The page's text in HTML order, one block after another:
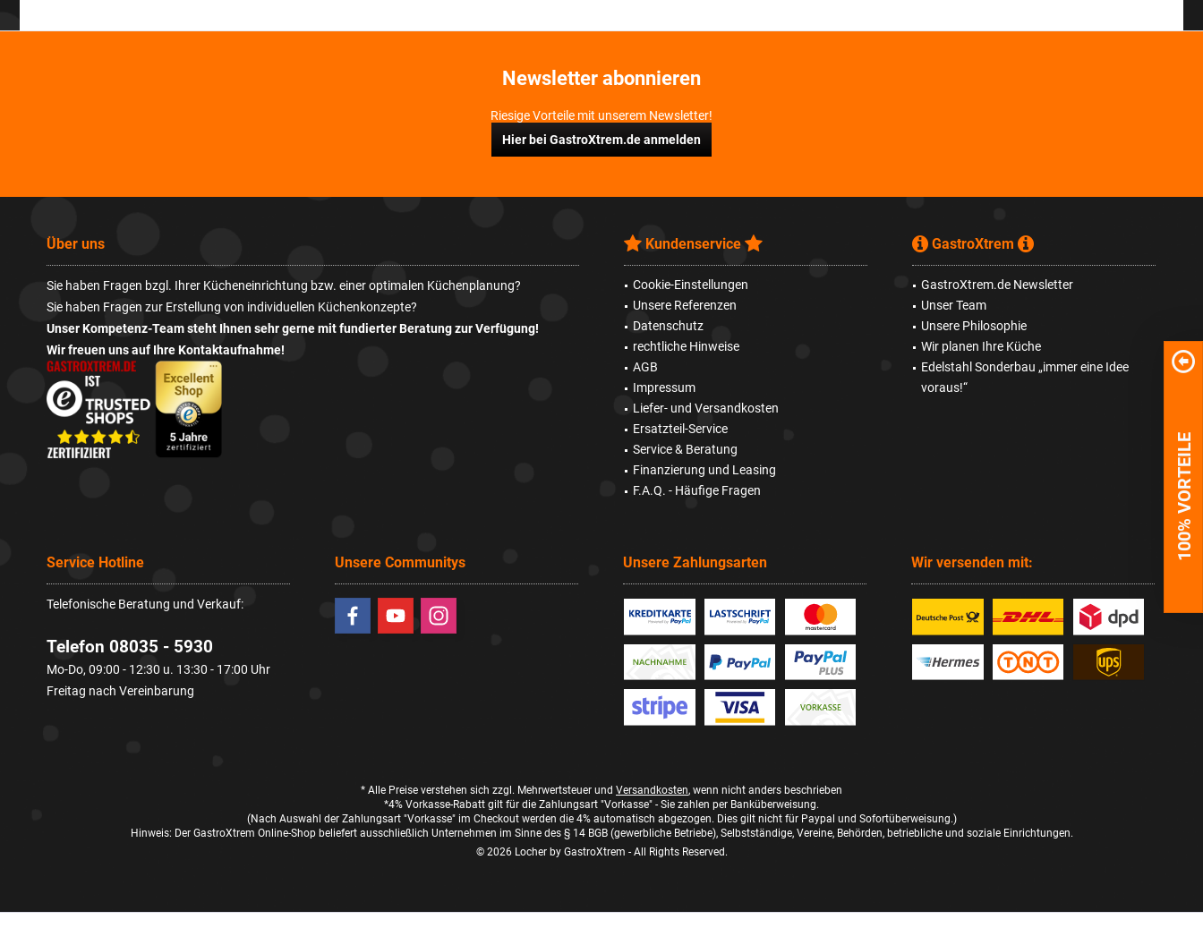
Newsletter abonnieren
Riesige Vorteile mit unserem Newsletter!
Hier bei GastroXtrem.de anmelden
Über uns
Sie haben Fragen bzgl. Ihrer Kücheneinrichtung bzw. einer optimalen Küchenplanung?
Sie haben Fragen zur Erstellung von individuellen Küchenkonzepte?
Unser Kompetenz-Team steht Ihnen sehr gerne mit fundierter Beratung zur Verfügung!
Wir freuen uns auf Ihre Kontaktaufnahme!
Kundenservice
Cookie-Einstellungen
Unsere Referenzen
Datenschutz
rechtliche Hinweise
AGB
Impressum
Liefer- und Versandkosten
Ersatzteil-Service
Service & Beratung
Finanzierung und Leasing
F.A.Q. - Häufige Fragen
GastroXtrem
GastroXtrem.de Newsletter
Unser Team
Unsere Philosophie
Wir planen Ihre Küche
Edelstahl Sonderbau „immer eine Idee
voraus!“
Service Hotline
Telefonische Beratung und Verkauf:
Telefon 08035 - 5930
Mo-Do, 09:00 - 12:30 u. 13:30 - 17:00 Uhr
Freitag nach Vereinbarung
Unsere Communitys Unsere Zahlungsarten Wir versenden mit:
* Alle Preise verstehen sich zzgl. Mehrwertsteuer und Versandkosten, wenn nicht anders beschrieben
*4% Vorkasse-Rabatt gilt für die Zahlungsart "Vorkasse" - Sie zahlen per Banküberweisung.
(Nach Auswahl der Zahlungsart "Vorkasse" im Checkout werden die 4% automatisch abgezogen. Dies gilt nicht für Paypal und Sofortüberweisung.)
Hinweis: Der GastroXtrem Online-Shop beliefert ausschließlich Unternehmen im Sinne des § 14 BGB (gewerbliche Betriebe), Selbstständige, Vereine, Behörden, betriebliche und soziale Einrichtungen.
© 2026 Locher by GastroXtrem - All Rights Reserved.
100% VORTEILE